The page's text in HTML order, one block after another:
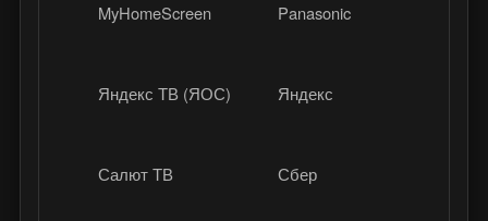
MyHomeScreen Panasonic
Яндекс ТВ (ЯОС) Яндекс
Салют ТВ Сбер